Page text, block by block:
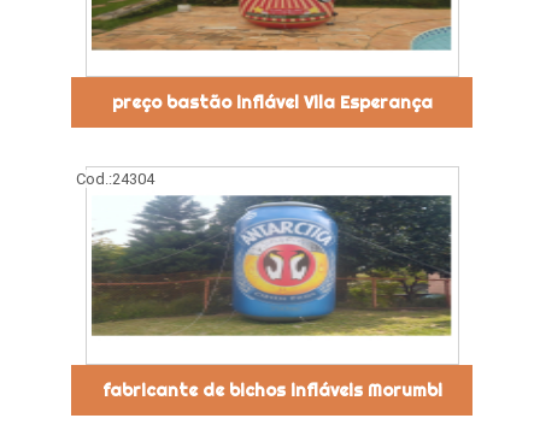
preço bastão inflável Vila Esperança
Cod.:24304
fabricante de bichos infláveis Morumbi